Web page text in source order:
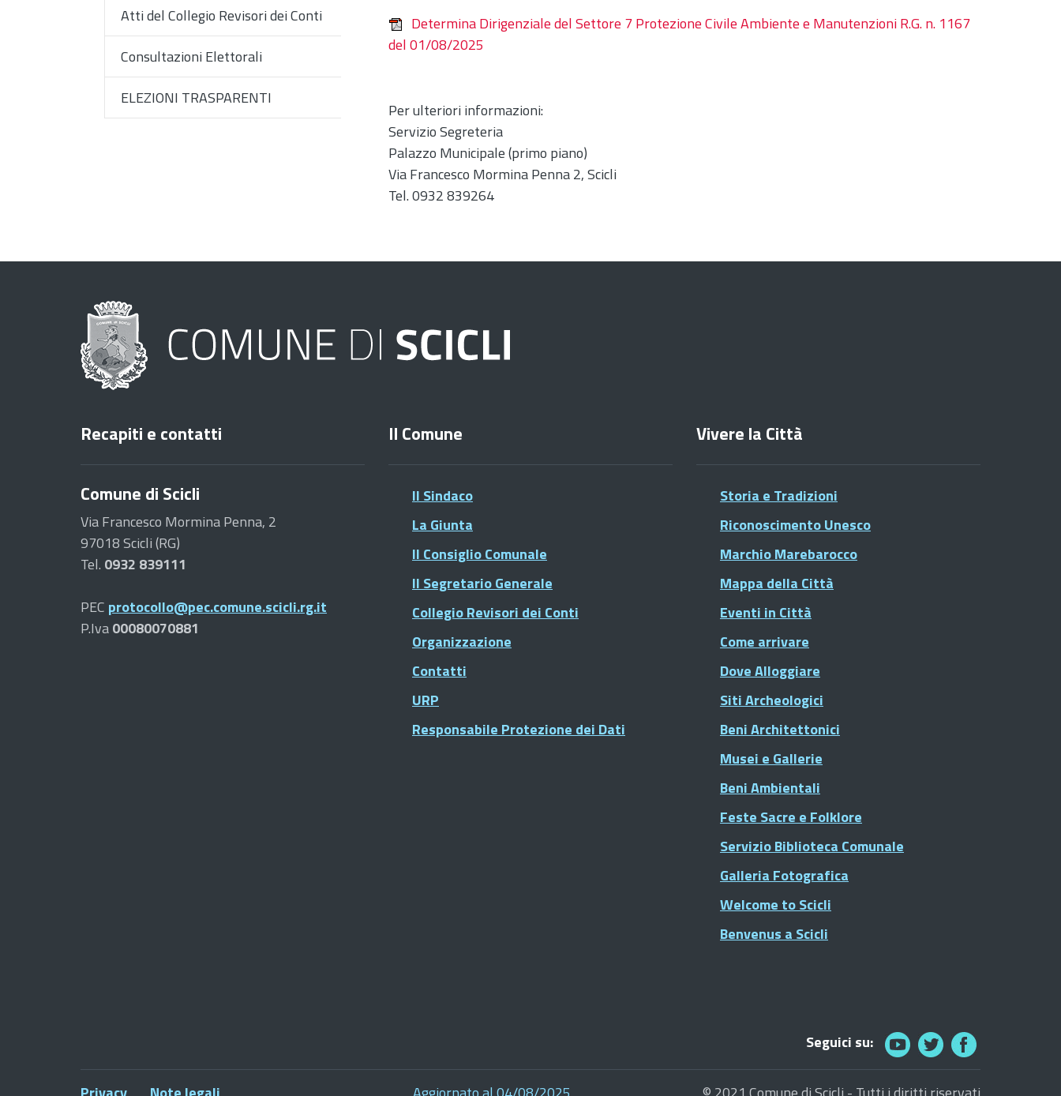
Atti del Collegio Revisori dei Conti
Consultazioni Elettorali
ELEZIONI TRASPARENTI
Determina Dirigenziale del Settore 7 Protezione Civile Ambiente e Manutenzioni R.G. n. 1167
del 01/08/2025
Per ulteriori informazioni:
Servizio Segreteria
Palazzo Municipale (primo piano)
Via Francesco Mormina Penna 2, Scicli
Tel. 0932 839264
Recapiti e contatti
Comune di Scicli
Via Francesco Mormina Penna, 2
97018 Scicli (RG)
Tel. 0932 839111
PEC protocollo@pec.comune.scicli.rg.it
P.Iva00080070881
Il Comune
Il Sindaco
La Giunta
Il Consiglio Comunale
Il Segretario Generale
Collegio Revisori dei Conti
Organizzazione
Contatti
URP
Responsabile Protezione dei Dati
Vivere la Città
Storia e Tradizioni
Riconoscimento Unesco
Marchio Marebarocco
Mappa della Città
Eventi in Città
Come arrivare
Dove Alloggiare
Siti Archeologici
Beni Architettonici
Musei e Gallerie
Beni Ambientali
Feste Sacre e Folklore
Servizio Biblioteca Comunale
Galleria Fotografica
Welcome to Scicli
Benvenus a Scicli
Seguici su: